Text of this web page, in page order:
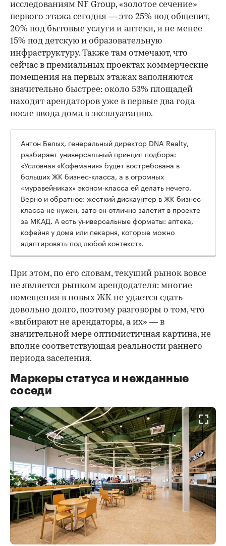
исследованиям NF Group, «золотое сечение»
первого этажа сегодня — это 25% под общепит,
20% под бытовые услуги и аптеки, и не менее
15% под детскую и образовательную
инфраструктуру. Также там отмечают, что
сейчас в премиальных проектах коммерческие
помещения на первых этажах заполняются
значительно быстрее: около 53% площадей
находят арендаторов уже в первые два года
после ввода дома в эксплуатацию.
Антон Белых, генеральный директор DNA Realty,
разбирает универсальный принцип подбора:
«Условная «Кофемания» будет востребована в
больших ЖК бизнес-класса, а в огромных
«муравейниках» эконом-класса ей делать нечего.
Верно и обратное: жесткий дискаунтер в ЖК бизнес-
класса не нужен, зато он отлично залетит в проекте
за МКАД. А есть универсальные форматы: аптека,
кофейня у дома или пекарня, которые можно
адаптировать под любой контекст».
При этом, по его словам, текущий рынок вовсе
не является рынком арендодателя: многие
помещения в новых ЖК не удается сдать
довольно долго, поэтому разговоры о том, что
«выбирают не арендаторы, а их» — в
значительной мере оптимистичная картина, не
вполне соответствующая реальности раннего
периода заселения.
Маркеры статуса и нежданные
соседи